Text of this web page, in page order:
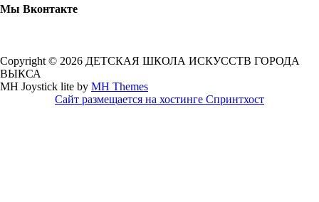
Мы Вконтакте
Copyright © 2026 ДЕТСКАЯ ШКОЛА ИСКУССТВ ГОРОДА
ВЫКСА
MH Joystick lite by MH Themes
Сайт размещается на хостинге Спринтхост